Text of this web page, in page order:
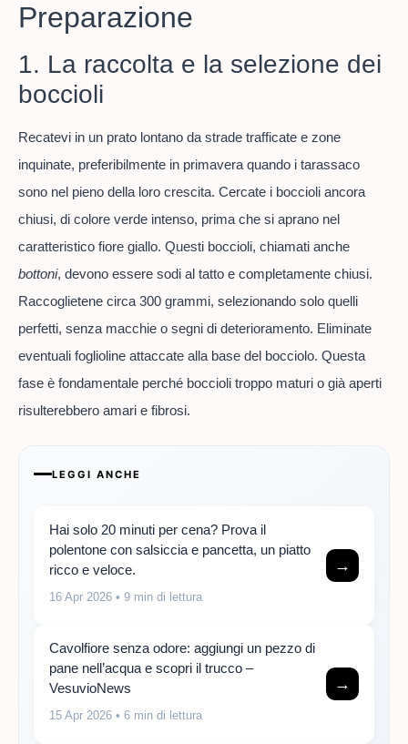
Preparazione
1. La raccolta e la selezione dei
boccioli
Recatevi in un prato lontano da strade trafficate e zone
inquinate, preferibilmente in primavera quando i tarassaco
sono nel pieno della loro crescita. Cercate i boccioli ancora
chiusi, di colore verde intenso, prima che si aprano nel
caratteristico fiore giallo. Questi boccioli, chiamati anche
bottoni, devono essere sodi al tatto e completamente chiusi.
Raccoglietene circa 300 grammi, selezionando solo quelli
perfetti, senza macchie o segni di deterioramento. Eliminate
eventuali foglioline attaccate alla base del bocciolo. Questa
fase è fondamentale perché boccioli troppo maturi o già aperti
risulterebbero amari e fibrosi.
LEGGI ANCHE
Hai solo 20 minuti per cena? Prova il
polentone con salsiccia e pancetta, un piatto
ricco e veloce.
16 Apr 2026 • 9 min di lettura
→
Cavolfiore senza odore: aggiungi un pezzo di
pane nell’acqua e scopri il trucco –
VesuvioNews
15 Apr 2026 • 6 min di lettura
→